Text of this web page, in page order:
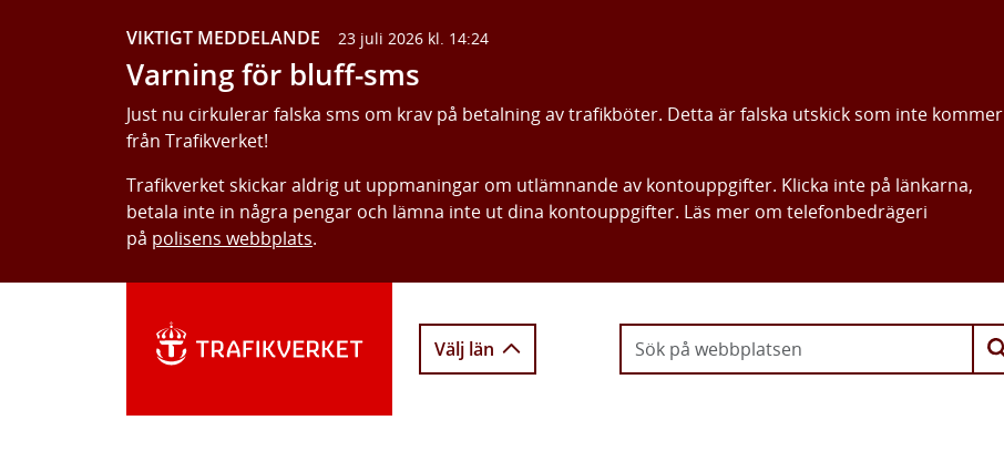
VIKTIGT MEDDELANDE 23 juli 2026 kl. 14:24
Varning för bluff-sms
Just nu cirkulerar falska sms om krav på betalning av trafikböter. Detta är falska utskick som inte kommer
från Trafikverket!
Trafikverket skickar aldrig ut uppmaningar om utlämnande av kontouppgifter. Klicka inte på länkarna,
betala inte in några pengar och lämna inte ut dina kontouppgifter. Läs mer om telefonbedrägeri
på polisens webbplats.
Välj län